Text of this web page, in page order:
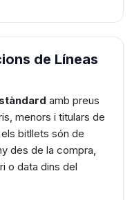
de Líneas
amb preus
menors i titulars de
bitllets són de
des de la compra,
o data dins del